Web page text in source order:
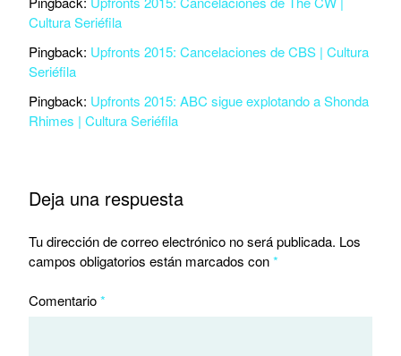
Cultura Seriéfila
Pingback: Upfronts 2015: Cancelaciones de CBS | Cultura
Seriéfila
Pingback: Upfronts 2015: ABC sigue explotando a Shonda
Rhimes | Cultura Seriéfila
Deja una respuesta
Tu dirección de correo electrónico no será publicada. Los
campos obligatorios están marcados con*
Comentario*